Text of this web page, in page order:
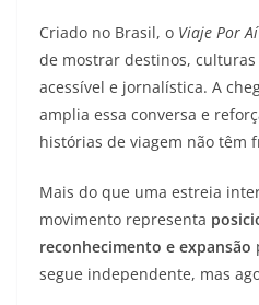
Criado no Brasil, o Viaje Por Aí
de mostrar destinos,
acessível e jornalística. A
amplia essa conversa e
histórias de viagem não têm
Mais do que uma estreia
movimento representa
reconhecimento e expansão
segue independente, mas